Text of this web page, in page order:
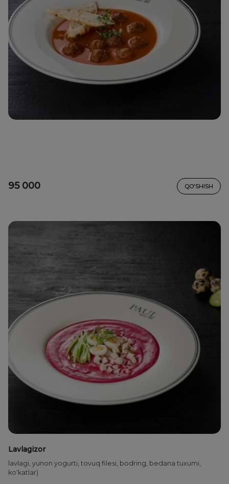
95 000 QO'SHISH
Lavlagizor
lavlagi, yunon yogurti, tovuq filesi, bodring, bedana tuxumi,
ko‘katlar)